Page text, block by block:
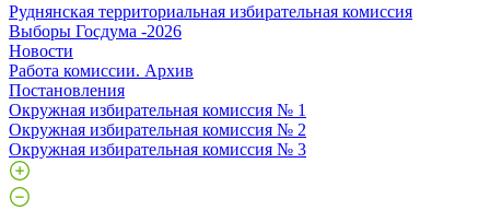
Руднянская территориальная избирательная комиссия
Выборы Госдума -2026
Новости
Работа комиссии. Архив
Постановления
Окружная избирательная комиссия № 1
Окружная избирательная комиссия № 2
Окружная избирательная комиссия № 3